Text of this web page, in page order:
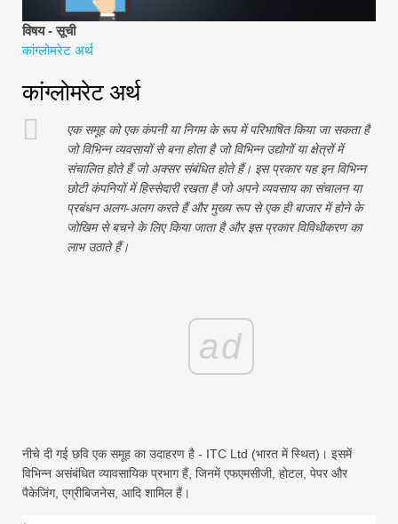
वित्तीय मॉडलिंग ट्यूटोरियल
पूर्ण प्रपत्र
जोखिम प्रबंधन ट्यूटोरियल
विषय - सूची
कांग्लोमरेट अर्थ
कांग्लोमरेट अर्थ
एक समूह को एक कंपनी या निगम के रूप में परिभाषित किया जा सकता है
जो विभिन्न व्यवसायों से बना होता है जो विभिन्न उद्योगों या क्षेत्रों में
संचालित होते हैं जो अक्सर संबंधित होते हैं। इस प्रकार यह इन विभिन्न
छोटी कंपनियों में हिस्सेदारी रखता है जो अपने व्यवसाय का संचालन या
प्रबंधन अलग-अलग करते हैं और मुख्य रूप से एक ही बाजार में होने के
जोखिम से बचने के लिए किया जाता है और इस प्रकार विविधीकरण का
लाभ उठाते हैं।
ad
नीचे दी गई छवि एक समूह का उदाहरण है - ITC Ltd (भारत में स्थित)। इसमें
विभिन्न असंबंधित व्यावसायिक प्रभाग हैं, जिनमें एफएमसीजी, होटल, पेपर और
पैकेजिंग, एग्रीबिजनेस, आदि शामिल हैं।